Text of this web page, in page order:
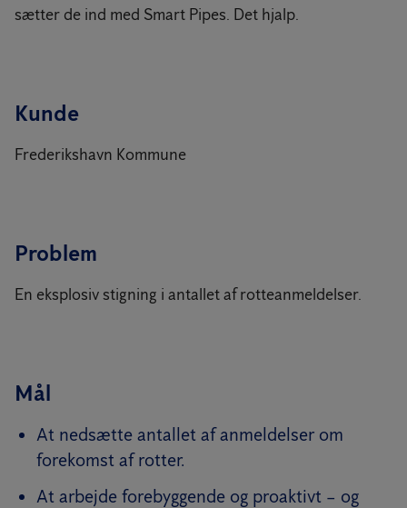
sætter de ind med Smart Pipes. Det hjalp.
Kunde
Frederikshavn Kommune
Problem
En eksplosiv stigning i antallet af rotteanmeldelser.
Mål
At nedsætte antallet af anmeldelser om
forekomst af rotter.
At arbejde forebyggende og proaktivt – og